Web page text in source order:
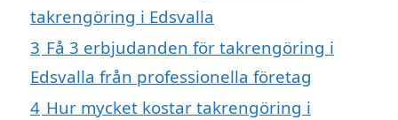
takrengöring i Edsvalla
3 Få 3 erbjudanden för takrengöring i
Edsvalla från professionella företag
4 Hur mycket kostar takrengöring i